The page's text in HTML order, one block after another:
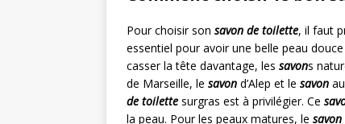
Pour choisir son savon de toilette, il faut
essentiel pour avoir une belle peau
casser la tête davantage, les savons
de Marseille, le savon d’Alep et le savon
de toilette surgras est à privilégier. Ce
la peau. Pour les peaux matures, le